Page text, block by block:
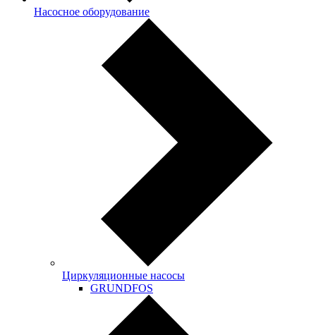
Насосное оборудование
Циркуляционные насосы
GRUNDFOS